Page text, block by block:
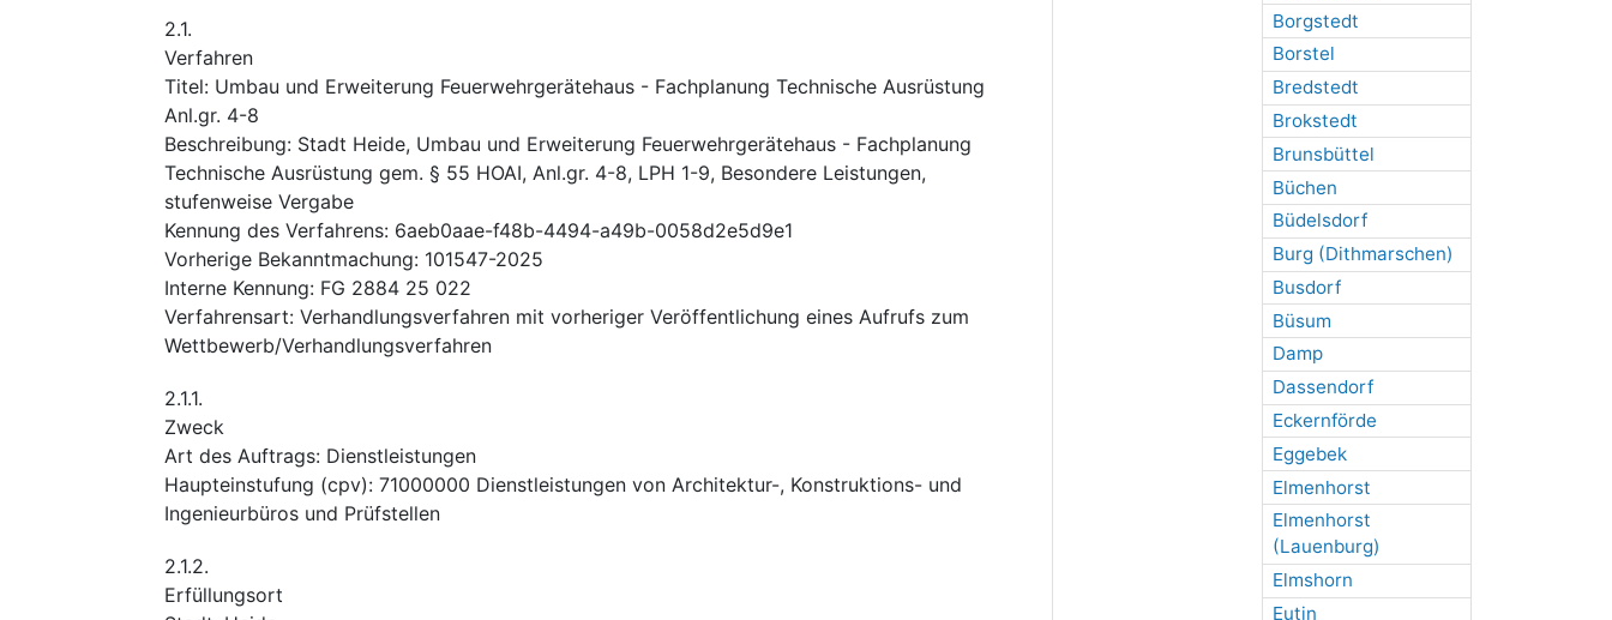
Borgstedt
Borstel
Bredstedt
Brokstedt
Brunsbüttel
Büchen
Büdelsdorf
Burg (Dithmarschen)
Busdorf
Büsum
Damp
Dassendorf
Eckernförde
Eggebek
Elmenhorst
Elmenhorst
(Lauenburg)
Elmshorn
Eutin
2.1.
Verfahren
Titel: Umbau und Erweiterung Feuerwehrgerätehaus - Fachplanung Technische Ausrüstung
Anl.gr. 4-8
Beschreibung: Stadt Heide, Umbau und Erweiterung Feuerwehrgerätehaus - Fachplanung
Technische Ausrüstung gem. § 55 HOAI, Anl.gr. 4-8, LPH 1-9, Besondere Leistungen,
stufenweise Vergabe
Kennung des Verfahrens: 6aeb0aae-f48b-4494-a49b-0058d2e5d9e1
Vorherige Bekanntmachung: 101547-2025
Interne Kennung: FG 2884 25 022
Verfahrensart: Verhandlungsverfahren mit vorheriger Veröffentlichung eines Aufrufs zum
Wettbewerb/Verhandlungsverfahren
2.1.1.
Zweck
Art des Auftrags: Dienstleistungen
Haupteinstufung (cpv): 71000000 Dienstleistungen von Architektur-, Konstruktions- und
Ingenieurbüros und Prüfstellen
2.1.2.
Erfüllungsort